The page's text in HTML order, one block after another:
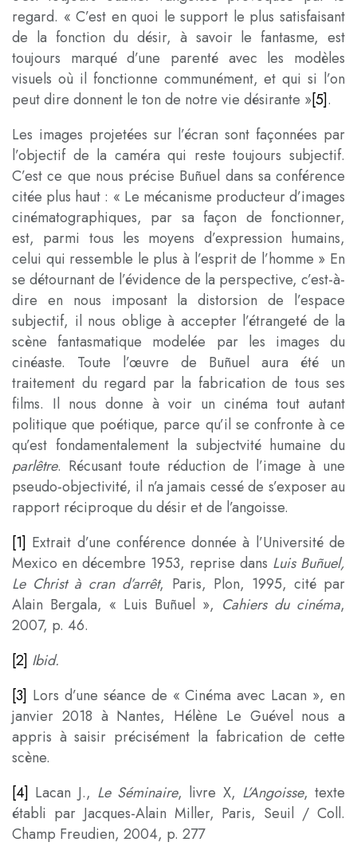
regard. « C’est en quoi le support le plus satisfaisant
de la fonction du désir, à savoir le fantasme, est
toujours marqué d’une parenté avec les modèles
visuels où il fonctionne communément, et qui si l’on
peut dire donnent le ton de notre vie désirante »[5].
Les images projetées sur l’écran sont façonnées par
l’objectif de la caméra qui reste toujours subjectif.
C’est ce que nous précise Buñuel dans sa conférence
citée plus haut : « Le mécanisme producteur d’images
cinématographiques, par sa façon de fonctionner,
est, parmi tous les moyens d’expression humains,
celui qui ressemble le plus à l’esprit de l’homme » En
se détournant de l’évidence de la perspective, c’est-à-
dire en nous imposant la distorsion de l’espace
subjectif, il nous oblige à accepter l’étrangeté de la
scène fantasmatique modelée par les images du
cinéaste. Toute l’œuvre de Buñuel aura été un
traitement du regard par la fabrication de tous ses
films. Il nous donne à voir un cinéma tout autant
politique que poétique, parce qu’il se confronte à ce
qu’est fondamentalement la subjectvité humaine du
parlêtre. Récusant toute réduction de l’image à une
pseudo-objectivité, il n’a jamais cessé de s’exposer au
rapport réciproque du désir et de l’angoisse.
[1] Extrait d’une conférence donnée à l’Université de
Mexico en décembre 1953, reprise dans Luis Buñuel,
Le Christ à cran d’arrêt, Paris, Plon, 1995, cité par
Alain Bergala, « Luis Buñuel », Cahiers du cinéma,
2007, p. 46.
[2] Ibid.
[3] Lors d’une séance de « Cinéma avec Lacan », en
janvier 2018 à Nantes, Hélène Le Guével nous a
appris à saisir précisément la fabrication de cette
scène.
[4] Lacan J., Le Séminaire, livre X, L’Angoisse, texte
établi par Jacques-Alain Miller, Paris, Seuil / Coll.
Champ Freudien, 2004, p. 277